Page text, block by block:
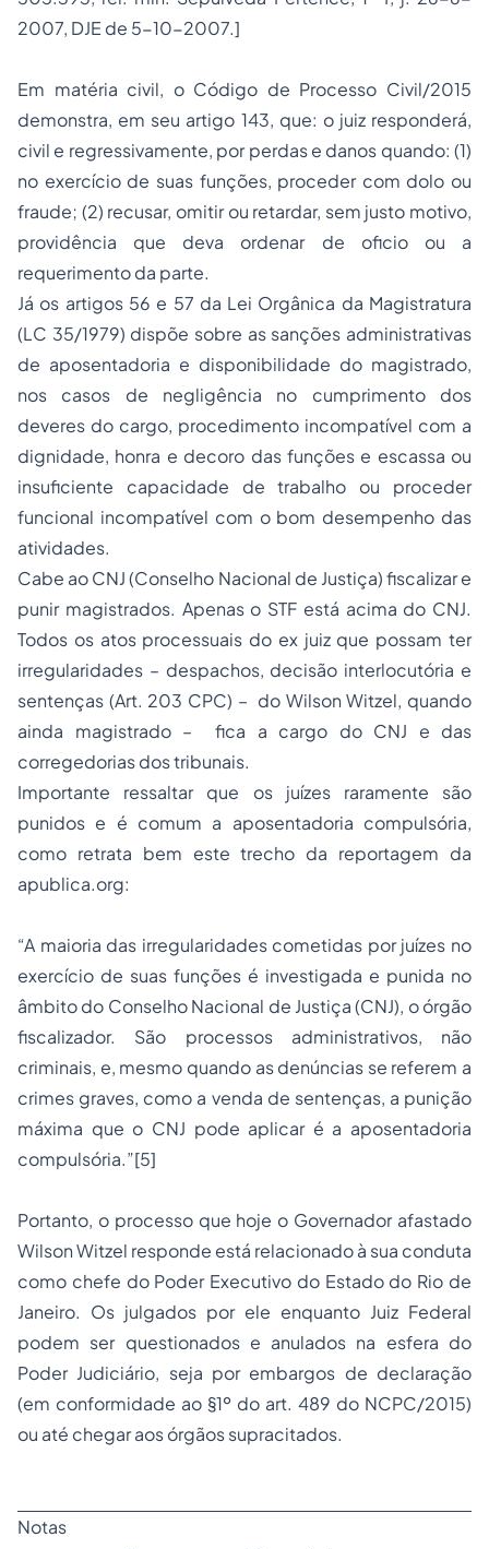
2007, DJE de 5-10-2007.]
Em matéria civil, o Código de Processo Civil/2015
demonstra, em seu artigo 143, que: o juiz responderá,
civil e regressivamente, por perdas e danos quando: (1)
no exercício de suas funções, proceder com dolo ou
fraude; (2) recusar, omitir ou retardar, sem justo motivo,
providência que deva ordenar de oficio ou a
requerimento da parte.
Já os artigos 56 e 57 da Lei Orgânica da Magistratura
(LC 35/1979) dispõe sobre as sanções administrativas
de aposentadoria e disponibilidade do magistrado,
nos casos de negligência no cumprimento dos
deveres do cargo, procedimento incompatível com a
dignidade, honra e decoro das funções e escassa ou
insuficiente capacidade de trabalho ou proceder
funcional incompatível com o bom desempenho das
atividades.
Cabe ao CNJ (Conselho Nacional de Justiça) fiscalizar e
punir magistrados. Apenas o STF está acima do CNJ.
Todos os atos processuais do ex juiz que possam ter
irregularidades – despachos, decisão interlocutória e
sentenças (Art. 203 CPC) – do Wilson Witzel, quando
ainda magistrado – fica a cargo do CNJ e das
corregedorias dos tribunais.
Importante ressaltar que os juízes raramente são
punidos e é comum a aposentadoria compulsória,
como retrata bem este trecho da reportagem da
apublica.org:
“A maioria das irregularidades cometidas por juízes no
exercício de suas funções é investigada e punida no
âmbito do Conselho Nacional de Justiça (CNJ), o órgão
fiscalizador. São processos administrativos, não
criminais, e, mesmo quando as denúncias se referem a
crimes graves, como a venda de sentenças, a punição
máxima que o CNJ pode aplicar é a aposentadoria
compulsória.”[5]
Portanto, o processo que hoje o Governador afastado
Wilson Witzel responde está relacionado à sua conduta
como chefe do Poder Executivo do Estado do Rio de
Janeiro. Os julgados por ele enquanto Juiz Federal
podem ser questionados e anulados na esfera do
Poder Judiciário, seja por embargos de declaração
(em conformidade ao §1º do art. 489 do NCPC/2015)
ou até chegar aos órgãos supracitados.
Notas